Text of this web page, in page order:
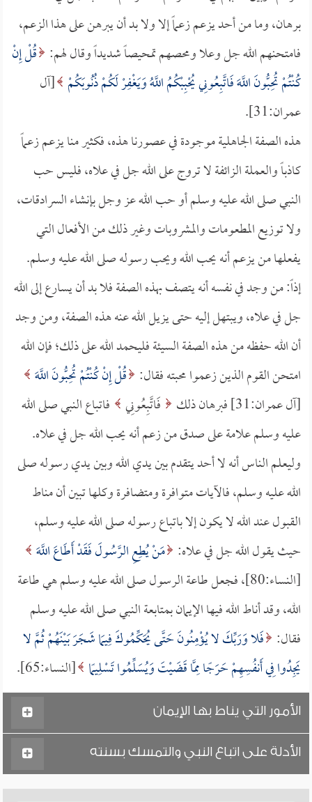
برهان، وما من أحد يزعم زعماً إلا ولا بد أن يبرهن على هذا الزعم،
فامتحنهم الله جل وعلا ومحصهم تمحيصاً شديداً وقال لهم: قُلْ إِنْ
كُنْتُمْ تُحِبُّونَ اللَّهَ فَاتَّبِعُونِي يُحْبِبْكُمُ اللَّهُ وَيَغْفِرْ لَكُمْ ذُنُوبَكُمْ [آل
عمران:31].
هذه الصفة الجاهلية موجودة في عصورنا هذه، فكثير منا يزعم زعماً
كاذباً والعملة الزائفة لا تروج على الله جل في علاه، فليس حب
النبي صلى الله عليه وسلم أو حب الله عز وجل بإنشاء السرادقات،
ولا توزيع المطعومات والمشروبات وغير ذلك من الأفعال التي
يفعلها من يزعم أنه يحب الله ويحب رسوله صلى الله عليه وسلم.
إذاً: من وجد في نفسه أنه يتصف بهذه الصفة فلا بد أن يسارع إلى الله
جل في علاه، ويبتهل إليه حتى يزيل الله عنه هذه الصفة، ومن وجد
أن الله حفظه من هذه الصفة السيئة فليحمد الله على ذلك؛ فإن الله
امتحن القوم الذين زعموا محبته فقال: قُلْ إِنْ كُنْتُمْ تُحِبُّونَ اللَّهَ
[آل عمران:31] فبرهان ذلك
فَاتَّبِعُونِي فاتباع النبي صلى الله
عليه وسلم علامة على صدق من زعم أنه يحب الله جل في علاه.
وليعلم الناس أنه لا أحد يتقدم بين يدي الله وبين يدي رسوله صلى
الله عليه وسلم، فالآيات متوافرة ومتضافرة وكلها تبين أن مناط
القبول عند الله لا يكون إلا باتباع رسوله صلى الله عليه وسلم،
حيث يقول الله جل في علاه: مَنْ يُطِعِ الرَّسُولَ فَقَدْ أَطَاعَ اللَّهَ
[النساء:80]، فجعل طاعة الرسول صلى الله عليه وسلم هي طاعة
الله، وقد أناط الله فيها الإيمان بمتابعة النبي صلى الله عليه وسلم
فقال: فَلا وَرَبِّكَ لا يُؤْمِنُونَ حَتَّى يُحَكِّمُوكَ فِيمَا شَجَرَ بَيْنَهُمْ ثُمَّ لا
يَجِدُوا فِي أَنفُسِهِمْ حَرَجًا مِمَّا قَضَيْتَ وَيُسَلِّمُوا تَسْلِيمًا [النساء:65].
الأمور التي يناط بها الإيمان
الأدلة على اتباع النبي والتمسك بسنته